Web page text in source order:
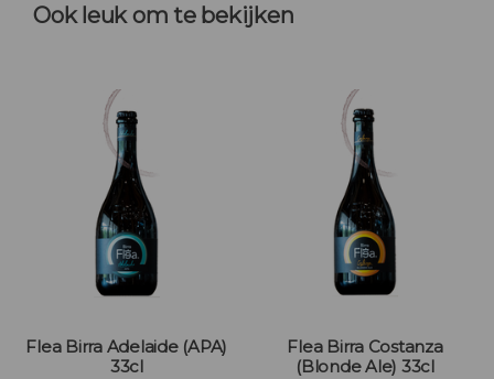
Ook leuk om te bekijken
Flea Birra Adelaide (APA)
33cl
Flea Birra Costanza
(Blonde Ale) 33cl